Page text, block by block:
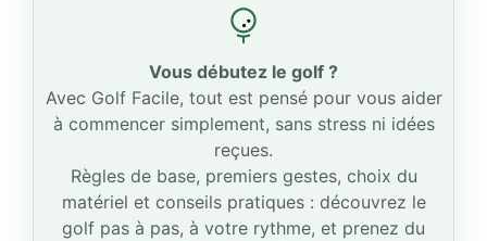
Vous débutez le golf ?
Avec Golf Facile, tout est pensé pour vous aider
à commencer simplement, sans stress ni idées
reçues.
Règles de base, premiers gestes, choix du
matériel et conseils pratiques : découvrez le
golf pas à pas, à votre rythme, et prenez du